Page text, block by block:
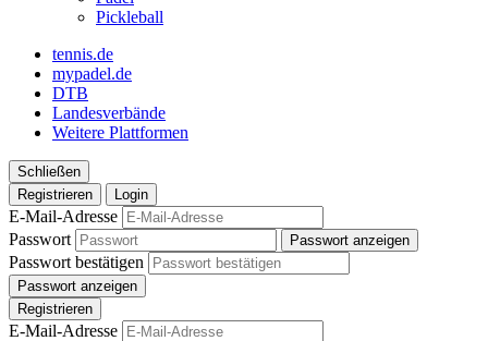
Pickleball
tennis.de
mypadel.de
DTB
Landesverbände
Weitere Plattformen
Schließen
Registrieren
Login
E-Mail-Adresse
Passwort
Passwort anzeigen
Passwort bestätigen
Passwort anzeigen
Registrieren
E-Mail-Adresse